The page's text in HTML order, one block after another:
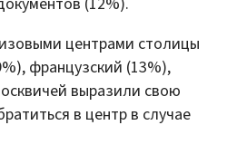
центрами столицы
французский (13%),
выразили свою
в центр в случае